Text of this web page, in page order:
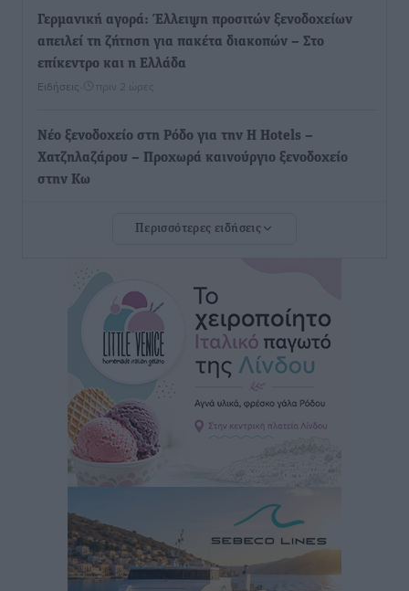
Γερμανική αγορά: Έλλειψη προσιτών ξενοδοχείων
απειλεί τη ζήτηση για πακέτα διακοπών – Στο
επίκεντρο και η Ελλάδα
Ειδήσεις πριν 2 ώρες
Νέο ξενοδοχείο στη Ρόδο για την H Hotels –
Χατζηλαζάρου – Προχωρά καινούργιο ξενοδοχείο
στην Κω
Μαστιχάρι – Αναποδογύρισε όχημα με μητέρα και
5χρονο παιδί
Τοπικές Ειδήσεις πριν 2 ώρες
“Η Ευρώπη αντιμετώπιζε το προσφυγικό σαν ταινία
τρόμου” – Η συγκλονιστική μαρτυρία της Χαρούλας
Γιασιράνη στον RV για τα γεγονότα που οδήγησαν στο
Σύμφωνο της Λέρου
Τοπικές Ειδήσεις πριν 2 ώρες
Συναυλία με τον Γιάννη Κότσιρα στις 21 Αυγούστου
Πολιτιστικά• πριν 2 ώρες
Έκτακτη συνεδρίαση της Δημοτικής Επιτροπής Ρόδου
Περισσότερες ειδήσεις